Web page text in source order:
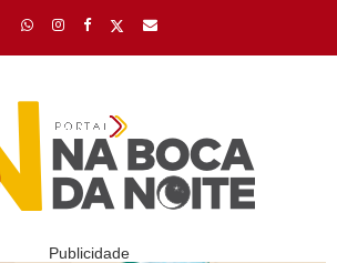
Publicidade